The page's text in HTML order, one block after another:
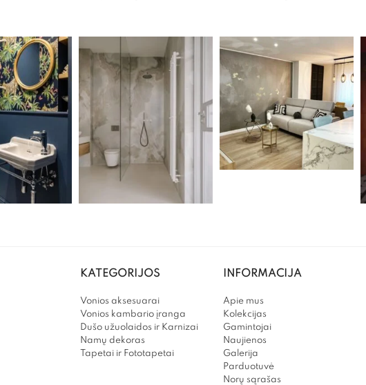
KATEGORIJOS
Vonios aksesuarai
Vonios kambario įranga
Dušo užuolaidos ir Karnizai
Namų dekoras
Tapetai ir Fototapetai
INFORMACIJA
Apie mus
Kolekcijas
Gamintojai
Naujienos
Galerija
Parduotuvė
Norų sąrašas